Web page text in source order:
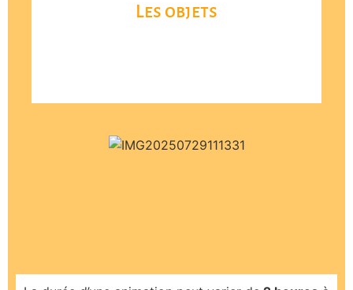
Les objets